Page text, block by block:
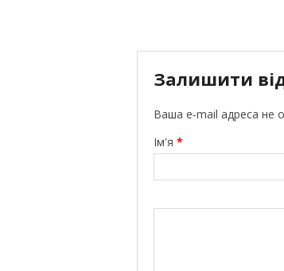
Залишити
Ваша e-mail адреса не
Ім'я *